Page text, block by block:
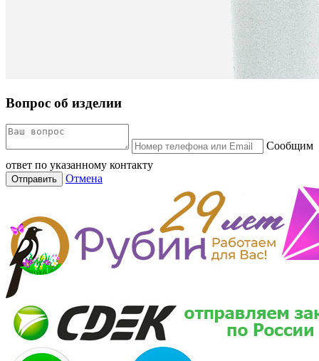
Вопрос об изделии
Сообщим
ответ по указанному контакту
Отправить Отмена